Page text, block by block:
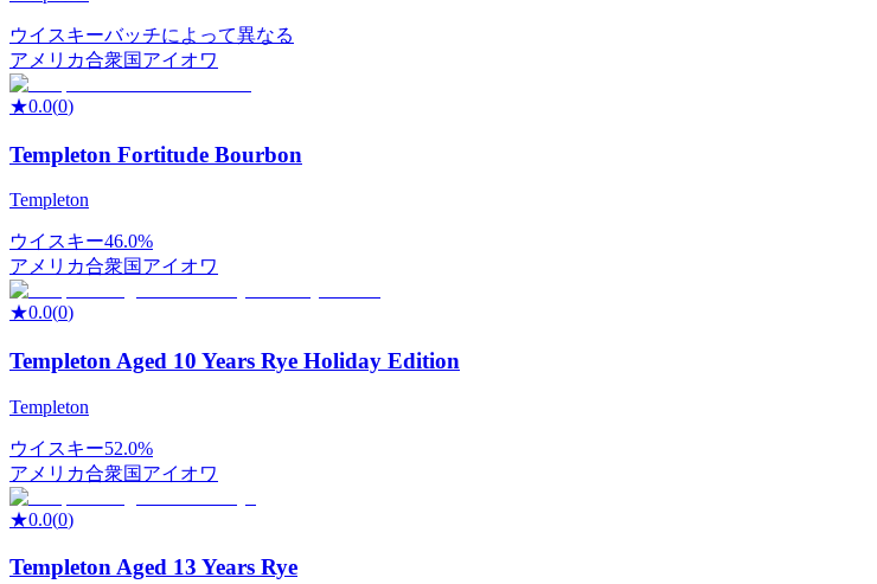
ウイスキーバッチによって異なる
アメリカ合衆国アイオワ
★0.0(0)
Templeton Fortitude Bourbon
Templeton
ウイスキー46.0%
アメリカ合衆国アイオワ
★0.0(0)
Templeton Aged 10 Years Rye Holiday Edition
Templeton
ウイスキー52.0%
アメリカ合衆国アイオワ
★0.0(0)
Templeton Aged 13 Years Rye